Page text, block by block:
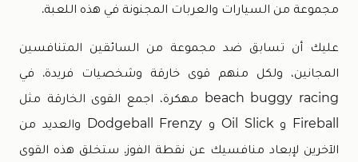
مجموعة من السيارات والعربات المجنونة في هذه اللعبة.
عليك أن تسابق ضد مجموعة من السائقين المتنافسين
المجانين، ولكل منهم قوى خارقة وشخصيات فريدة. في
beach buggy racing مهكرة، اجمع القوى الخارقة مثل
Fireball و Oil Slick و Dodgeball Frenzy والعديد من
الآخرين لإبعاد منافسيك عن نقطة الفوز. ستخلق هذه القوى